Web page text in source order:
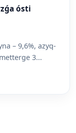
ósti
– 9,6%, azyq-
3...